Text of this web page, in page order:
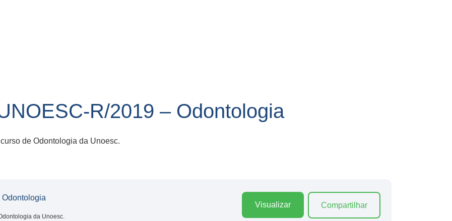
R/2019 – Odontologia
de Odontologia da Unoesc.
Odontologia
da Unoesc.
Visualizar Compartilhar